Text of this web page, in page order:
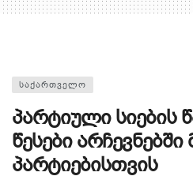
ᲡᲐᲥᲐᲠᲗᲕᲔᲚᲝ
პარტიული სიების
წესები
პარტიებისთვის